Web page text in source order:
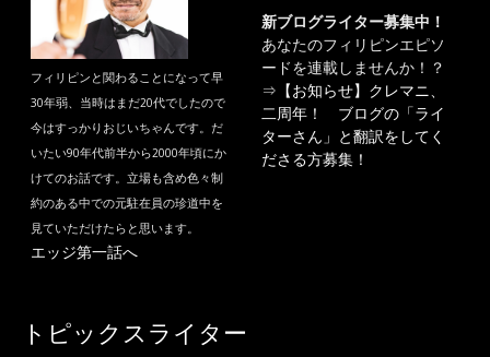
フィリピンと関わることになって早
30年弱、当時はまだ20代でしたので
今はすっかりおじいちゃんです。だ
いたい90年代前半から2000年頃にか
けてのお話です。立場も含め色々制
約のある中での元駐在員の珍道中を
見ていただけたらと思います。
エッジ第一話へ
新ブログライター募集中！
あなたのフィリピンエピソ
ードを連載しませんか！？
⇒ 【お知らせ】クレマニ、
二周年！ ブログの「ライ
ターさん」と翻訳をしてく
ださる方募集！
トピックスライター